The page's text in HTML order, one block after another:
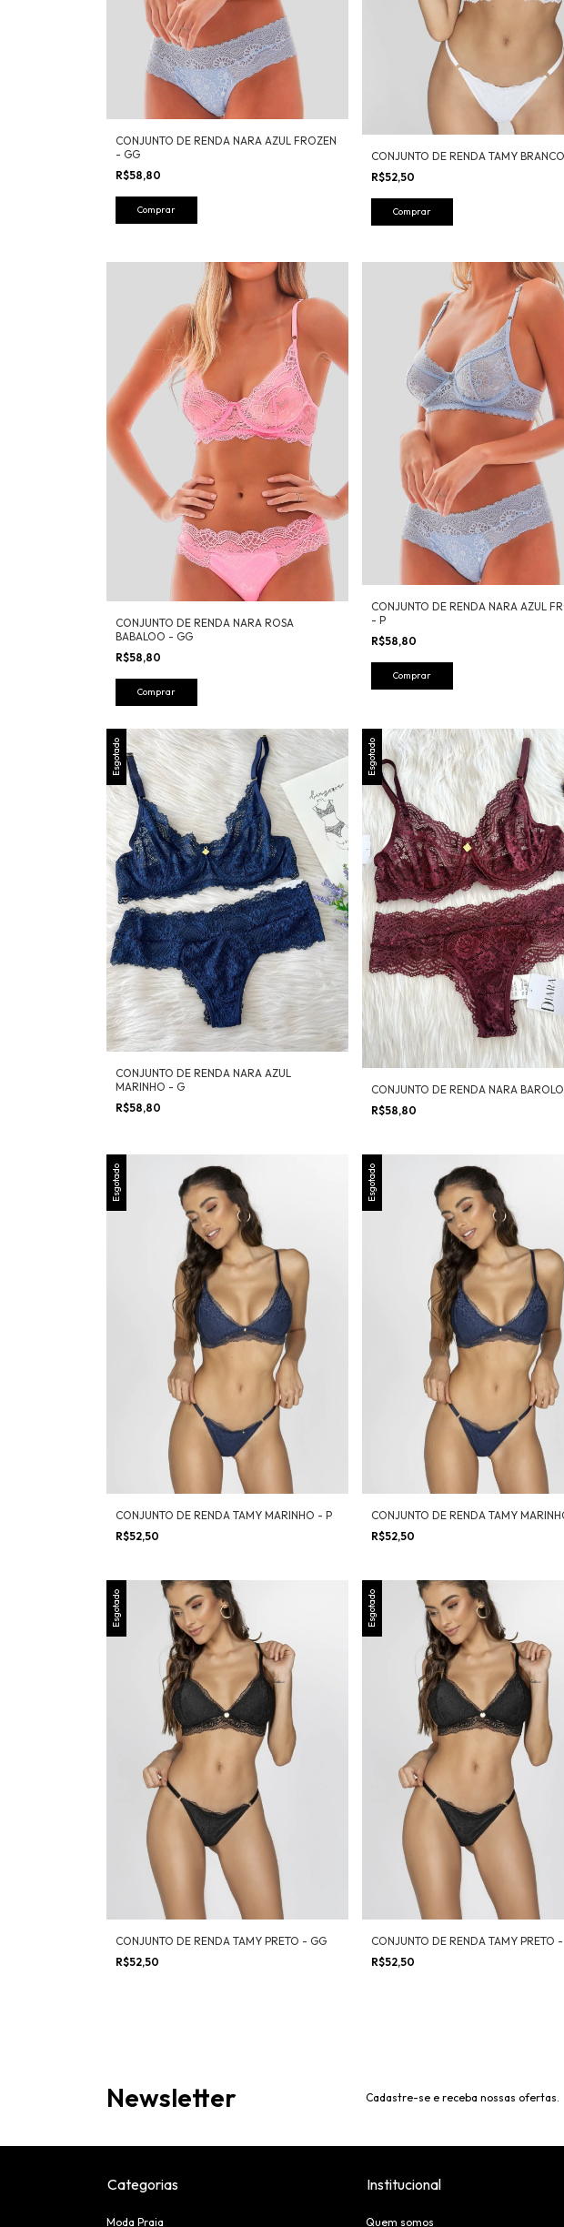
CONJUNTO DE RENDA NARA AZUL FROZEN
- GG
R$58,80
Comprar
CONJUNTO DE RENDA TAMY
R$52,50
Comprar
CONJUNTO DE RENDA NARA ROSA
BABALOO - GG
R$58,80
Comprar
CONJUNTO DE RENDA NARA AZUL
- P
R$58,80
Comprar
Esgotado
CONJUNTO DE RENDA NARA AZUL
MARINHO - G
R$58,80
Esgotado
CONJUNTO DE RENDA NARA
R$58,80
Esgotado
CONJUNTO DE RENDA TAMY MARINHO - P
R$52,50
Esgotado
CONJUNTO DE RENDA TAMY
R$52,50
Esgotado
CONJUNTO DE RENDA TAMY PRETO - GG
R$52,50
Esgotado
CONJUNTO DE RENDA TAMY PRETO
R$52,50
Newsletter Cadastre-se e receba nossas ofertas.
Categorias
Moda Praia
Institucional
Quem somos